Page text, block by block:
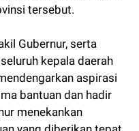
tersebut.
Gubernur, serta
kepala daerah
aspirasi
bantuan dan hadir
menekankan